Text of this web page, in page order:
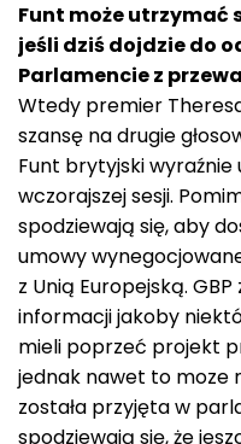
Funt może utrzymać
jeśli dziś dojdzie do
Parlamencie z
Wtedy premier
szansę na drugie
Funt brytyjski wyraźnie
wczorajszej sesji.
spodziewają się, aby
umowy
z Unią Europejską.
informacji jakoby
mieli poprzeć projekt
jednak nawet to moze
została przyjęta w
spodziewają się, że